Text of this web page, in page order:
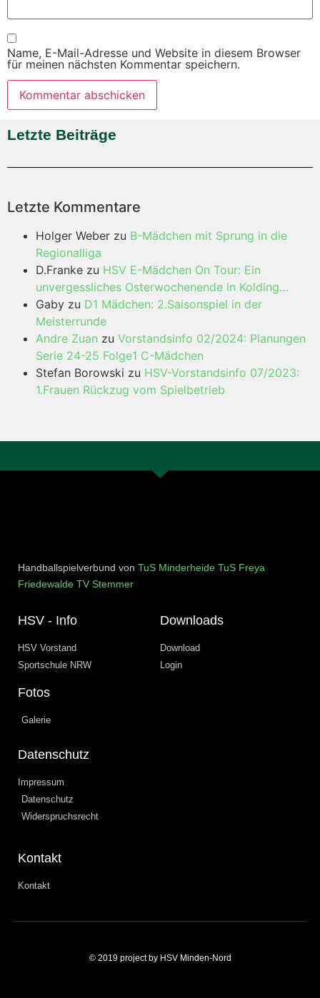
Name, E-Mail-Adresse und Website in diesem Browser
für meinen nächsten Kommentar speichern.
Letzte Beiträge
Letzte Kommentare
Holger Weber zu B-Mädchen mit Sprung in die
Regionalliga
D.Franke zu HSV E-Mädchen On Tour: Ein
unvergessliches Osterwochenende in Kolding…
Gaby zu D1 Mädchen: 2.Saisonspiel in der
Meisterrunde
Andre Zuan zu Vorstandsinfo 02/2024: Planungen
Serie 24-25 Folge1 C-Mädchen
Stefan Borowski zu HSV-Vorstandsinfo 07/2023:
1.Frauen Rückzug vom Spielbetrieb
Handballspielverbund von TuS Minderheide TuS Freya
Friedewalde TV Stemmer
HSV - Info
HSV Vorstand
Sportschule NRW
Fotos
Galerie
Downloads
Download
Login
Datenschutz
Impressum
Datenschutz
Widerspruchsrecht
Kontakt
Kontakt
© 2019 project by HSV Minden-Nord